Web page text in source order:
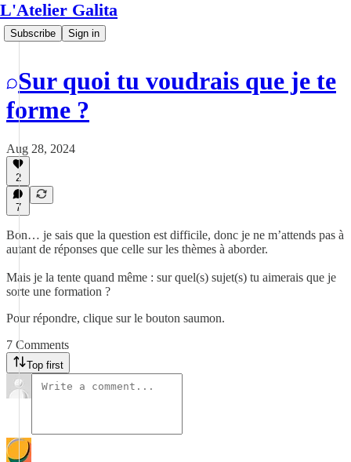
L'Atelier Galita
Subscribe Sign in
Sur quoi tu voudrais que je te
forme ?
Aug 28, 2024
2
7
Bon… je sais que la question est difficile, donc je ne m’attends pas à
autant de réponses que celle sur les thèmes à aborder.
Mais je la tente quand même : sur quel(s) sujet(s) tu aimerais que je
sorte une formation ?
Pour répondre, clique sur le bouton saumon.
7 Comments
Top first